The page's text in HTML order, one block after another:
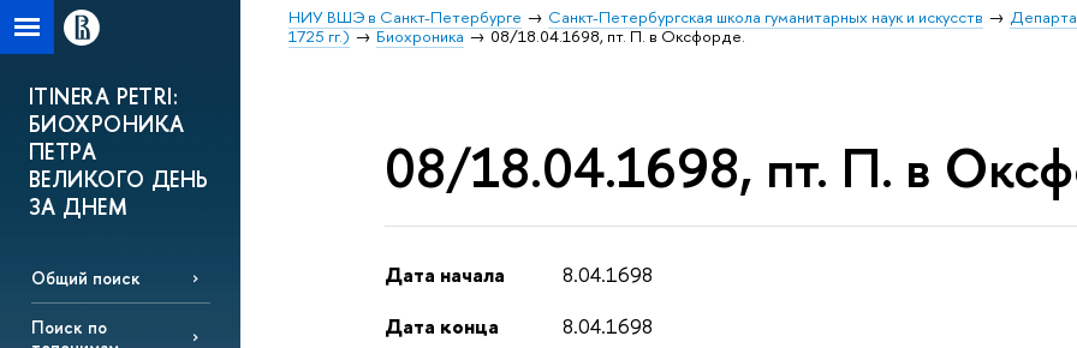
НИУ ВШЭ в Санкт-Петербурге Санкт-Петербургская школа гуманитарных наук и искусств
1725 гг.)
Биохроника 08/18.04.1698, пт. П. в Оксфорде.
ITINERA PETRI:
БИОХРОНИКА
ПЕТРА
ВЕЛИКОГО ДЕНЬ
ЗА ДНЕМ
Общий поиск
Поиск по
08/18.04.1698, пт. П. в
Дата начала
8.04.1698
Дата конца
8.04.1698